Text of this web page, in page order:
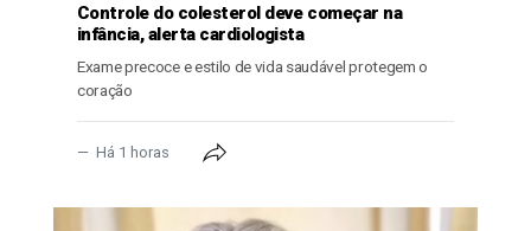
Controle do colesterol deve começar na
infância, alerta cardiologista
Exame precoce e estilo de vida saudável protegem o
coração
Há 1 horas